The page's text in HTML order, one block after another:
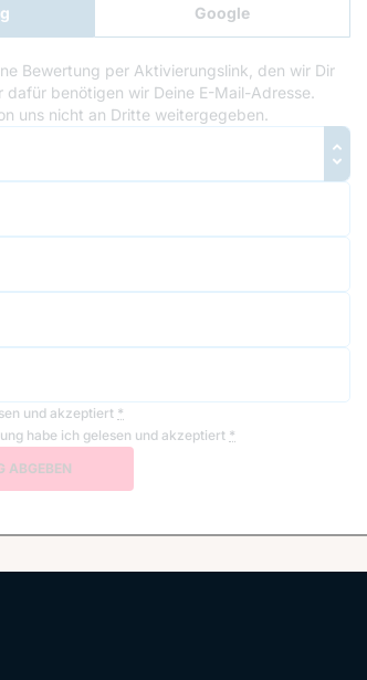
Google
Anmeldung
Bewertung per Aktivierungslink, den wir Dir
dafür benötigen wir Deine E-Mail-Adresse.
uns nicht an Dritte weitergegeben.
und akzeptiert *
habe ich gelesen und akzeptiert *
ABGEBEN